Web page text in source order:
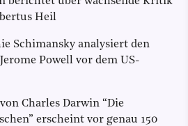
Heil
Schimansky analysiert den
Powell vor dem US-
Charles Darwin “Die
erscheint vor genau 150